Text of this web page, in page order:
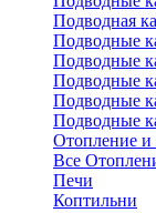
Подводная
Подводные
Подводные
Подводные
Подводные
Подводные
Отопление и
Все
Печи
Коптильни